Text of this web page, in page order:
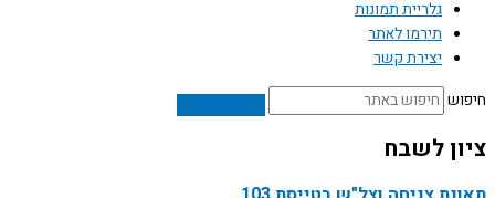
גלריית תמונות
תירמו לאתר
יצירת קשר
חיפוש
ציון לשבח